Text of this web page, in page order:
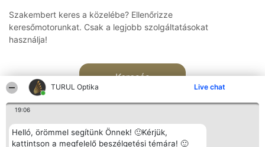
TURUL Optika Live chat
19:06
Helló, örömmel segítünk Önnek! 🙂Kérjük,
kattintson a megfelelő beszélgetési témára! 🙂
Szakembert keres a közelébe? Ellenőrizze
keresőmotorunkat. Csak a legjobb szolgáltatásokat
használja!
Keresés